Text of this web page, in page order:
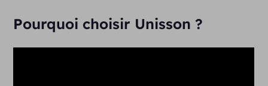
des environnements sonores difficiles en
Pourquoi choisir Unisson ?